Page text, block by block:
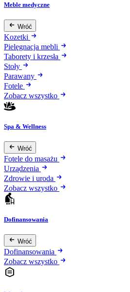
Meble medyczne
Wróć
Kozetki
Pielęgnacja mebli
Taborety i krzesła
Stoły
Parawany
Fotele
Zobacz wszystko
Spa & Wellness
Wróć
Fotele do masażu
Urządzenia
Zdrowie i uroda
Zobacz wszystko
Dofinansowania
Wróć
Dofinansowania
Zobacz wszystko